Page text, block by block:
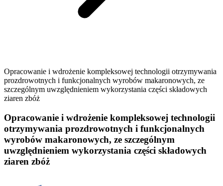
Opracowanie i wdrożenie kompleksowej technologii otrzymywania
prozdrowotnych i funkcjonalnych wyrobów makaronowych, ze
szczególnym uwzględnieniem wykorzystania części składowych
ziaren zbóż
Opracowanie i wdrożenie kompleksowej technologii
otrzymywania prozdrowotnych i funkcjonalnych
wyrobów makaronowych, ze szczególnym
uwzględnieniem wykorzystania części składowych
ziaren zbóż